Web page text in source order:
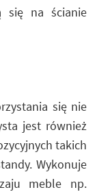
się na ścianie
się nie
jest również
takich
Wykonuje
meble np.